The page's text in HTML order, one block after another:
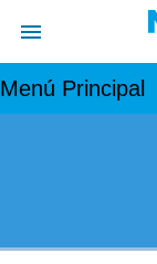
Menú Principal